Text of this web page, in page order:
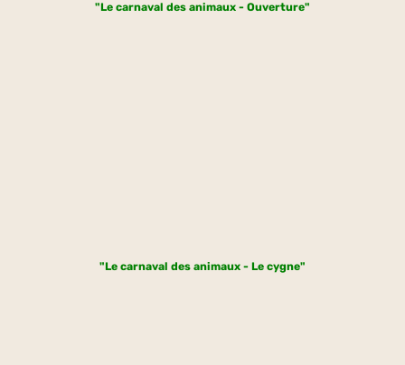
"Le carnaval des animaux - Ouverture"
"Le carnaval des animaux - Le cygne"